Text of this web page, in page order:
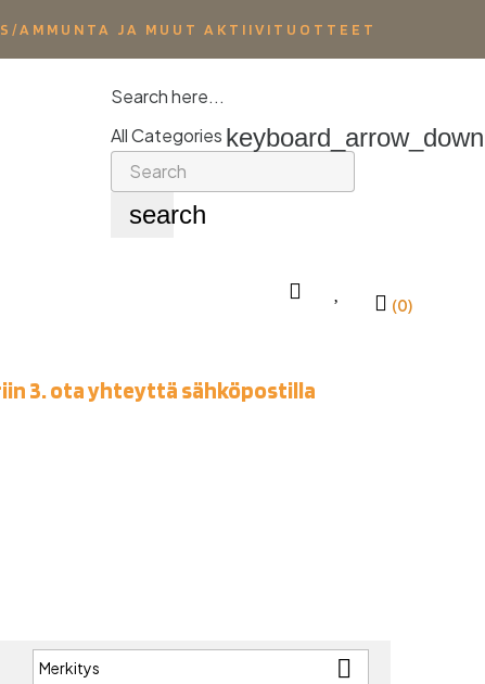
AMMUNTA JA MUUT AKTIIVITUOTTEET
Search here...
All Categories keyboard_arrow_down
search
(0)
3. ota yhteyttä sähköpostilla
Merkitys 